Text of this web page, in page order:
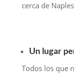
cerca de
Un lugar
Todos los que